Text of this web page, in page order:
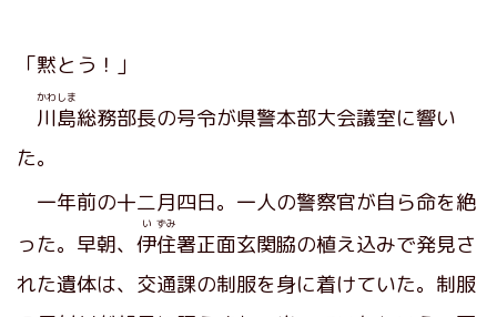
「黙とう！」
川島
かわしま
総務部長の号令が県警本部大会議室に響い
た。
一年前の十二月四日。一人の警察官が自ら命を絶
った。早朝、 伊
い
住
ずみ
署正面玄関脇の植え込みで発見さ
れた遺体は、交通課の制服を身に着けていた。制服